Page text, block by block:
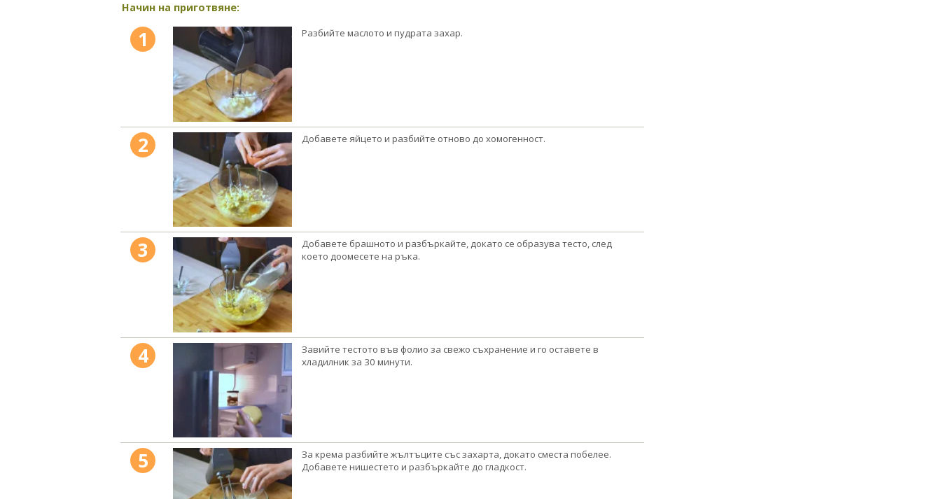
Начин на приготвяне:
1 Разбийте маслото и пудрата захар.
2 Добавете яйцето и разбийте отново до хомогенност.
3
Добавете брашното и разбъркайте, докато се образува тесто, след
което доомесете на ръка.
4
Завийте тестото във фолио за свежо съхранение и го оставете в
хладилник за 30 минути.
5
За крема разбийте жълтъците със захарта, докато сместа побелее.
Добавете нишестето и разбъркайте до гладкост.